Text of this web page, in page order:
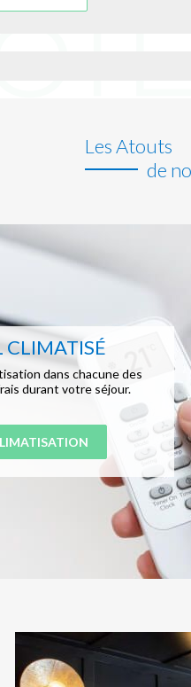
Les Atouts
de
CLIMATISÉ
dans chacune des
durant votre séjour.